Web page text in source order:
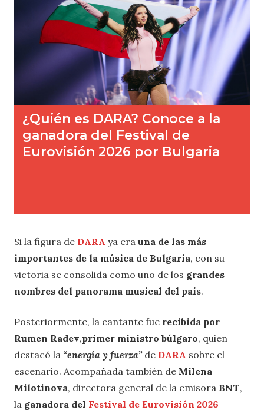
Si la figura de DARA ya era una de las más
importantes de la música de Bulgaria, con su
victoria se consolida como uno de los grandes
nombres del panorama musical del país.
Posteriormente, la cantante fue recibida por
Rumen Radev,primer ministro búlgaro, quien
destacó la “energía y fuerza”de DARA sobre el
escenario. Acompañada también de Milena
Milotinova, directora general de la emisora BNT,
la ganadora del Festival de Eurovisión 2026